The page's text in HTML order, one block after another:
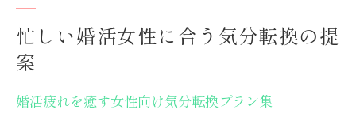
忙しい婚活女性に合う気分転換の提
案
婚活疲れを癒す女性向け気分転換プラン集